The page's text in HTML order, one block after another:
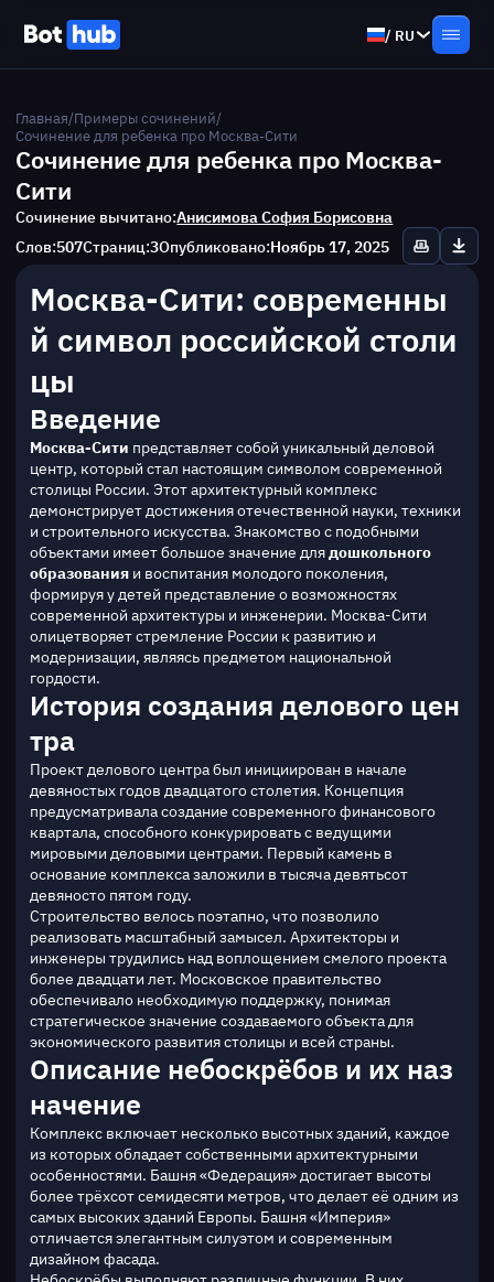
/ RU
Главная/Примеры сочинений/
Сочинение для ребенка про Москва-Сити
Сочинение для ребенка про Москва-
Сити
Сочинение вычитано:Анисимова София Борисовна
Слов:507Страниц:3Опубликовано:Ноябрь 17, 2025
Москва-Сити: современны
й символ российской столи
цы
Введение
Москва-Сити представляет собой уникальный деловой
центр, который стал настоящим символом современной
столицы России. Этот архитектурный комплекс
демонстрирует достижения отечественной науки, техники
и строительного искусства. Знакомство с подобными
объектами имеет большое значение для дошкольного
образования и воспитания молодого поколения,
формируя у детей представление о возможностях
современной архитектуры и инженерии. Москва-Сити
олицетворяет стремление России к развитию и
модернизации, являясь предметом национальной
гордости.
История создания делового цен
тра
Проект делового центра был инициирован в начале
девяностых годов двадцатого столетия. Концепция
предусматривала создание современного финансового
квартала, способного конкурировать с ведущими
мировыми деловыми центрами. Первый камень в
основание комплекса заложили в тысяча девятьсот
девяносто пятом году.
Строительство велось поэтапно, что позволило
реализовать масштабный замысел. Архитекторы и
инженеры трудились над воплощением смелого проекта
более двадцати лет. Московское правительство
обеспечивало необходимую поддержку, понимая
стратегическое значение создаваемого объекта для
экономического развития столицы и всей страны.
Описание небоскрёбов и их наз
начение
Комплекс включает несколько высотных зданий, каждое
из которых обладает собственными архитектурными
особенностями. Башня «Федерация» достигает высоты
более трёхсот семидесяти метров, что делает её одним из
самых высоких зданий Европы. Башня «Империя»
отличается элегантным силуэтом и современным
дизайном фасада.